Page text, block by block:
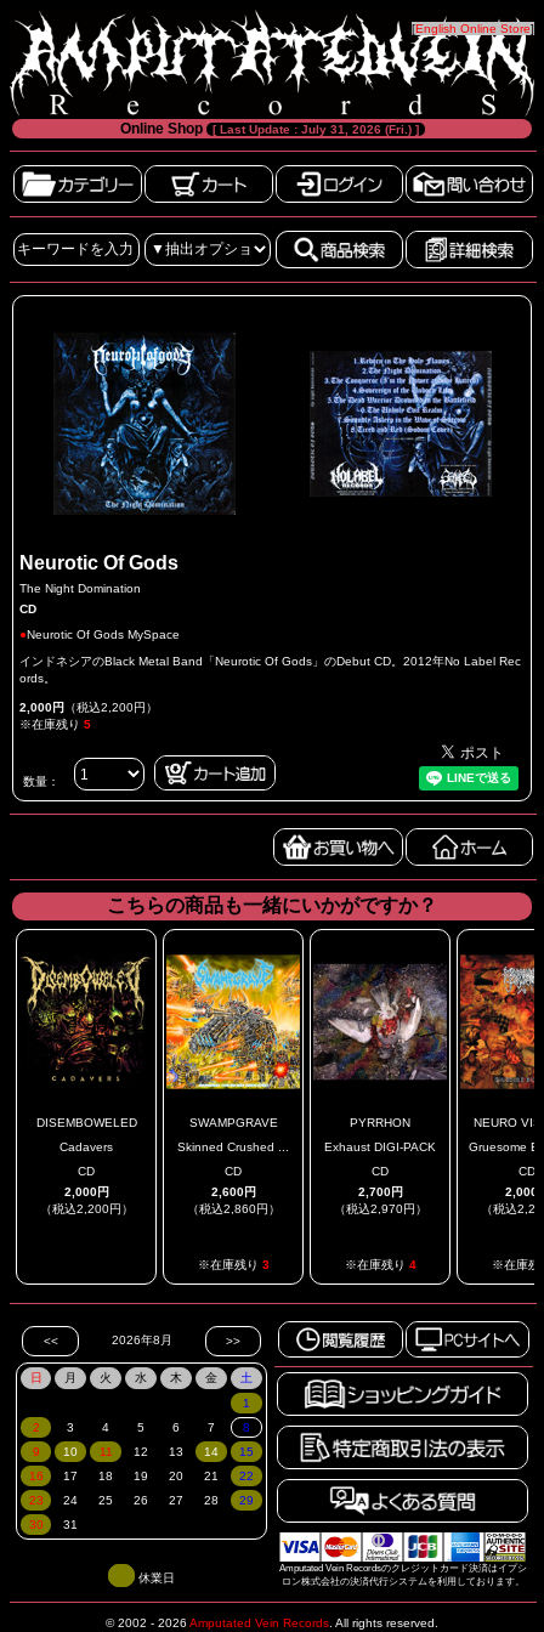
[English Online Store]
Online Shop [ Last Update : July 31, 2026 (Fri.) ]
Neurotic Of Gods
The Night Domination
CD
●Neurotic Of Gods MySpace
インドネシアのBlack Metal Band「Neurotic Of Gods」のDebut CD。2012年No Label Rec
ords。
2,000円 （税込2,200円）
※在庫残り 5
数量：
こちらの商品も一緒にいかがですか？
DISEMBOWELED
Cadavers
CD
2,000円
（税込2,200円）
SWAMPGRAVE
Skinned Crushed ...
CD
2,600円
（税込2,860円）
※在庫残り 3
PYRRHON
Exhaust DIGI-PACK
CD
2,700円
（税込2,970円）
※在庫残り 4
NEURO
Gruesome
CD
2,000
（税込
※在庫残
Amputated Vein Recordsのクレジットカード決済はイプシ
ロン株式会社の決済代行システムを利用しております。
休業日
© 2002 - 2026 Amputated Vein Records All rights reserved.